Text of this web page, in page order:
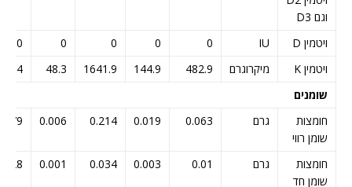
וגם D3
ויטמין D
IU
0
0
0
0
0
ויטמין K
מיקרוגרם 482.9
144.9
1641.9
48.3
שומנים
חומצות
שומן רווי
גרם 0.063
0.019
0.214
0.006
חומצות
שומן חד
גרם 0.01
0.003
0.034
0.001